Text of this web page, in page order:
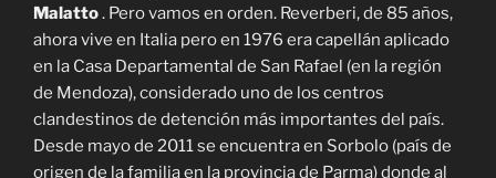
Malatto. Pero vamos en orden. Reverberi, de 85 años,
ahora vive en Italia pero en 1976 era capellán aplicado
en la Casa Departamental de San Rafael (en la región
de Mendoza), considerado uno de los centros
clandestinos de detención más importantes del país.
Desde mayo de 2011 se encuentra en Sorbolo (país de
origen de la familia en la provincia de Parma) donde al